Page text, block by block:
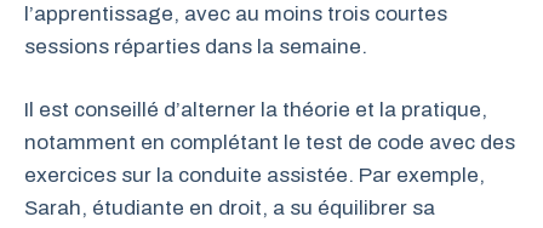
l’apprentissage, avec au moins trois courtes
sessions réparties dans la semaine.
Il est conseillé d’alterner la théorie et la pratique,
notamment en complétant le test de code avec des
exercices sur la conduite assistée. Par exemple,
Sarah, étudiante en droit, a su équilibrer sa